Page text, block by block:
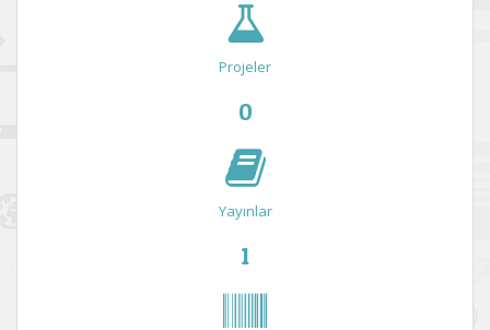
Projeler
0
Yayınlar
1